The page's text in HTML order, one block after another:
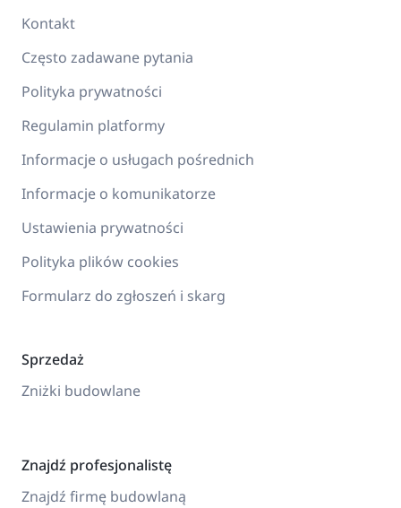
Kontakt
Często zadawane pytania
Polityka prywatności
Regulamin platformy
Informacje o usługach pośrednich
Informacje o komunikatorze
Ustawienia prywatności
Polityka plików cookies
Formularz do zgłoszeń i skarg
Sprzedaż
Zniżki budowlane
Znajdź profesjonalistę
Znajdź firmę budowlaną